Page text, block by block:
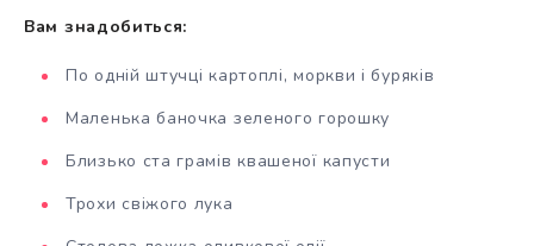
Вам знадобиться:
По одній штучці картоплі, моркви і буряків
Маленька баночка зеленого горошку
Близько ста грамів квашеної капусти
Трохи свіжого лука